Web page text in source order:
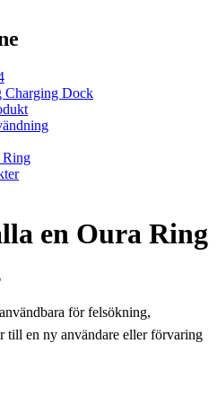
Charging Dock
Ring
en Oura Ring
för felsökning,
till en ny användare eller förvaring